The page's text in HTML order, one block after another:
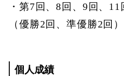
・第7回、8回、9回、
（優勝2回、準優勝2回）
個人成績